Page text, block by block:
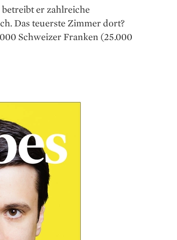
er zahlreiche
Das teuerste Zimmer dort?
Schweizer Franken (25.000